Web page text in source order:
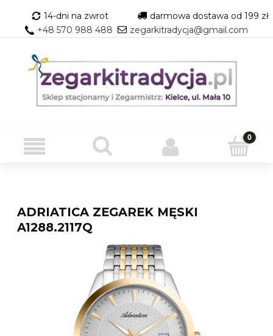
14-dni na zwrot
darmowa dostawa od 199 zł
+48 570 988 488
zegarkitradycja@gmail.com
ADRIATICA ZEGAREK MĘSKI
A1288.2117Q